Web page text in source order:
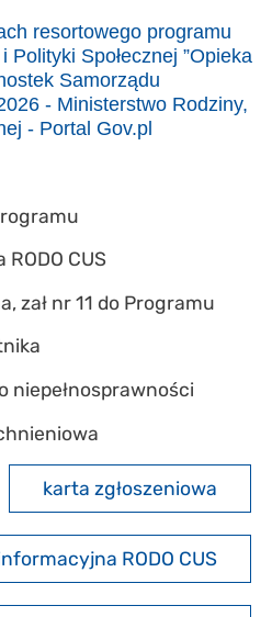
resortowego programu
Polityki Społecznej ”Opieka
Samorządu
- Ministerstwo Rodziny,
- Portal Gov.pl
CUS
zał nr 11 do Programu
niepełnosprawności
karta zgłoszeniowa
RODO CUS